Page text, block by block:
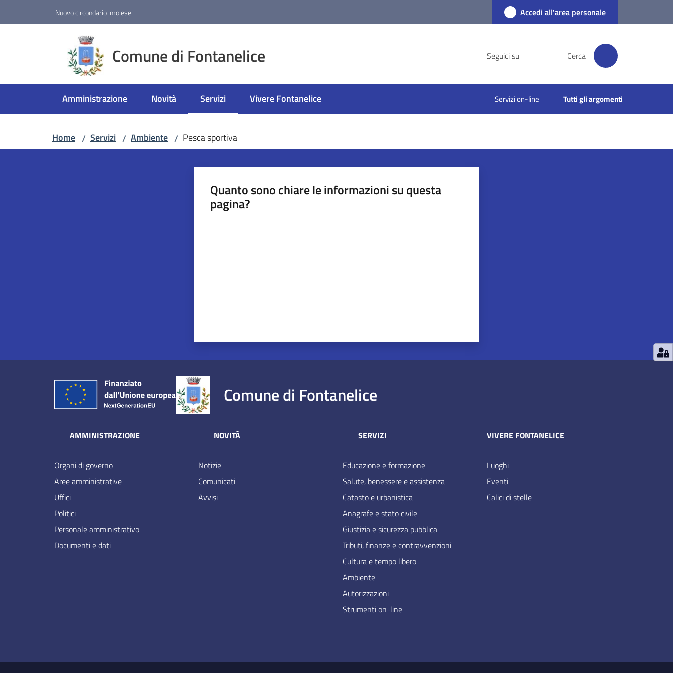
Nuovo circondario imolese Accedi all'area personale
Comune di Fontanelice Seguici su Cerca
Amministrazione Novità Servizi
Menu selezionatoVivere Fontanelice Servizi on-line Tutti gli argomenti
Home / Servizi / Ambiente / Pesca sportiva
Quanto sono chiare le informazioni su questa
pagina?
Comune di Fontanelice
AMMINISTRAZIONE
Organi di governo
Aree amministrative
Uffici
Politici
Personale amministrativo
Documenti e dati
NOVITÀ
Notizie
Comunicati
Avvisi
SERVIZI
Educazione e formazione
Salute, benessere e assistenza
Catasto e urbanistica
Anagrafe e stato civile
Giustizia e sicurezza pubblica
Tributi, finanze e contravvenzioni
Cultura e tempo libero
Ambiente
Autorizzazioni
Strumenti on-line
VIVERE FONTANELICE
Luoghi
Eventi
Calici di stelle